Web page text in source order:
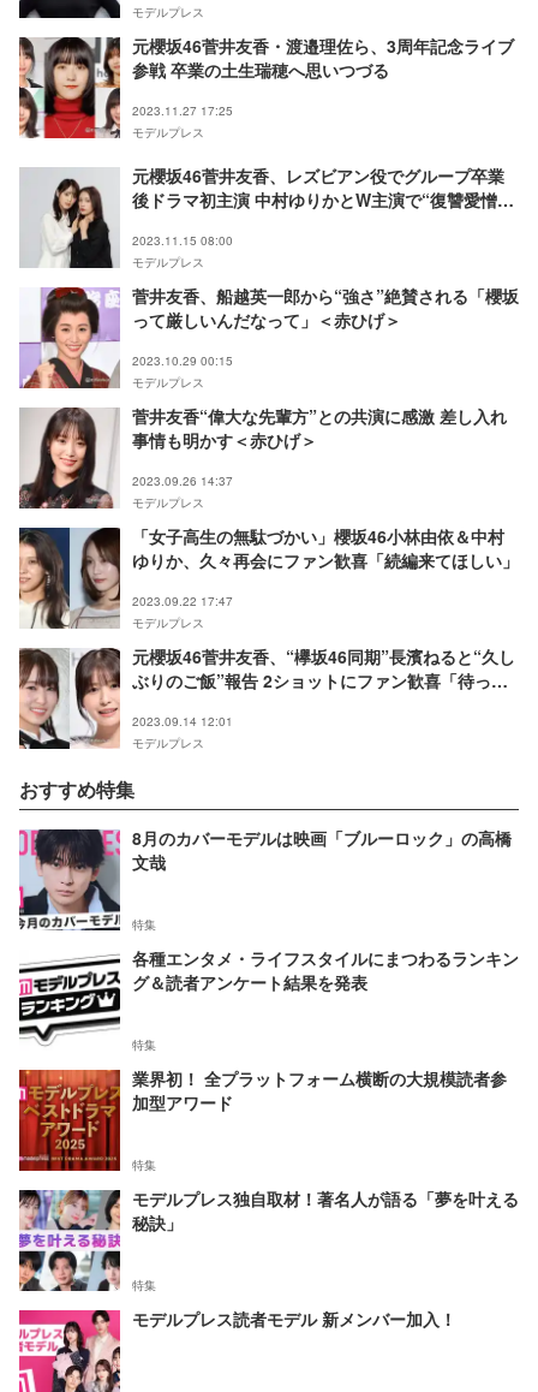
モデルプレス
元櫻坂46菅井友香・渡邉理佐ら、3周年記念ライブ
参戦 卒業の土生瑞穂へ思いつづる
2023.11.27 17:25
モデルプレス
元櫻坂46菅井友香、レズビアン役でグループ卒業
後ドラマ初主演 中村ゆりかとW主演で“復讐愛憎
ノ＞
2023.11.15 08:00
モデルプレス
菅井友香、船越英一郎から“強さ”絶賛される「櫻坂
って厳しいんだなって」＜赤ひげ＞
2023.10.29 00:15
モデルプレス
菅井友香“偉大な先輩方”との共演に感激 差し入れ
事情も明かす＜赤ひげ＞
2023.09.26 14:37
モデルプレス
「女子高生の無駄づかい」櫻坂46小林由依＆中村
ゆりか、久々再会にファン歓喜「続編来てほしい」
2023.09.22 17:47
モデルプレス
元櫻坂46菅井友香、“欅坂46同期”長濱ねると“久し
ぶりのご飯”報告 2ショットにファン歓喜「待って
2023.09.14 12:01
モデルプレス
おすすめ特集
8月のカバーモデルは映画「ブルーロック」の高橋
文哉
特集
各種エンタメ・ライフスタイルにまつわるランキン
グ＆読者アンケート結果を発表
特集
業界初！ 全プラットフォーム横断の大規模読者参
加型アワード
特集
モデルプレス独自取材！著名人が語る「夢を叶える
秘訣」
特集
モデルプレス読者モデル 新メンバー加入！